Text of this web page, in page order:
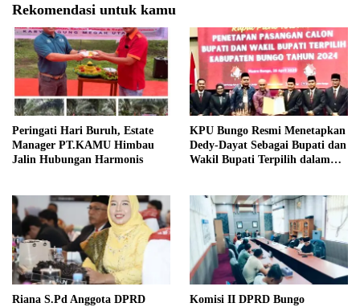
Rekomendasi untuk kamu
Peringati Hari Buruh, Estate
Manager PT.KAMU Himbau
Jalin Hubungan Harmonis
KPU Bungo Resmi Menetapkan
Dedy-Dayat Sebagai Bupati dan
Wakil Bupati Terpilih dalam
Riana S.Pd Anggota DPRD
Komisi II DPRD Bungo